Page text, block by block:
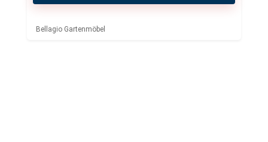
Bellagio Gartenmöbel